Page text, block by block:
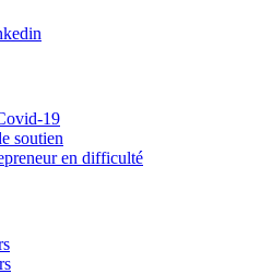
19
soutien
en difficulté